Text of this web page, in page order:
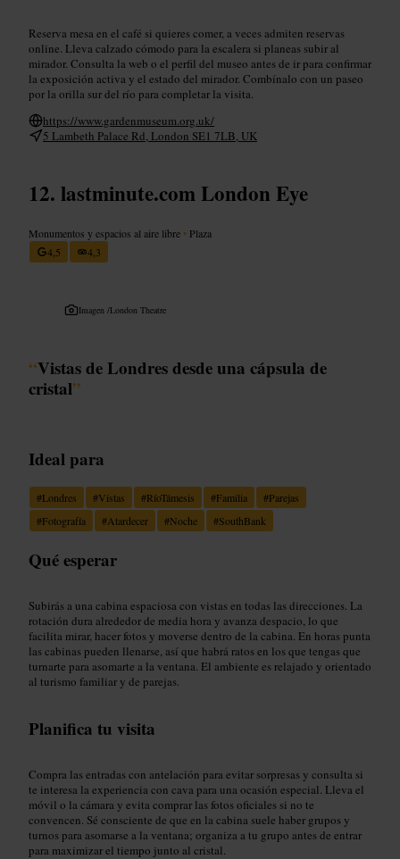
Reserva mesa en el café si quieres comer, a veces admiten reservas
online. Lleva calzado cómodo para la escalera si planeas subir al
mirador. Consulta la web o el perfil del museo antes de ir para confirmar
la exposición activa y el estado del mirador. Combínalo con un paseo
por la orilla sur del río para completar la visita.
https://www.gardenmuseum.org.uk/
5 Lambeth Palace Rd, London SE1 7LB, UK
lastminute.com London Eye
Monumentos y espacios al aire libre • Plaza
4,5
4,3
Imagen /London Theatre
“Vistas de Londres desde una cápsula de
cristal”
Ideal para
#Londres #Vistas #RíoTámesis #Familia #Parejas
#Fotografía #Atardecer #Noche #SouthBank
Qué esperar
Subirás a una cabina espaciosa con vistas en todas las direcciones. La
rotación dura alrededor de media hora y avanza despacio, lo que
facilita mirar, hacer fotos y moverse dentro de la cabina. En horas punta
las cabinas pueden llenarse, así que habrá ratos en los que tengas que
turnarte para asomarte a la ventana. El ambiente es relajado y orientado
al turismo familiar y de parejas.
Planifica tu visita
Compra las entradas con antelación para evitar sorpresas y consulta si
te interesa la experiencia con cava para una ocasión especial. Lleva el
móvil o la cámara y evita comprar las fotos oficiales si no te
convencen. Sé consciente de que en la cabina suele haber grupos y
turnos para asomarse a la ventana; organiza a tu grupo antes de entrar
para maximizar el tiempo junto al cristal.